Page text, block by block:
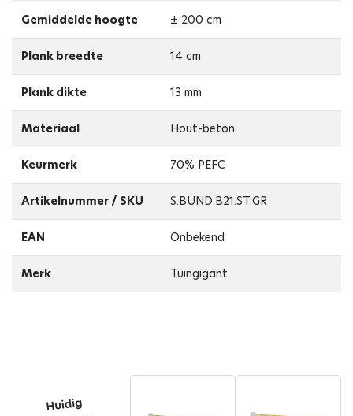
Gemiddelde hoogte ± 200 cm
Plank breedte 14 cm
Plank dikte 13 mm
Materiaal Hout-beton
Keurmerk 70% PEFC
Artikelnummer / SKU S.BUND.B21.ST.GR
EAN Onbekend
Merk Tuingigant